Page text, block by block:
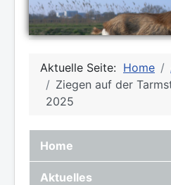
Aktuelle Seite: Home
Ziegen auf der
2025
Home
Aktuelles